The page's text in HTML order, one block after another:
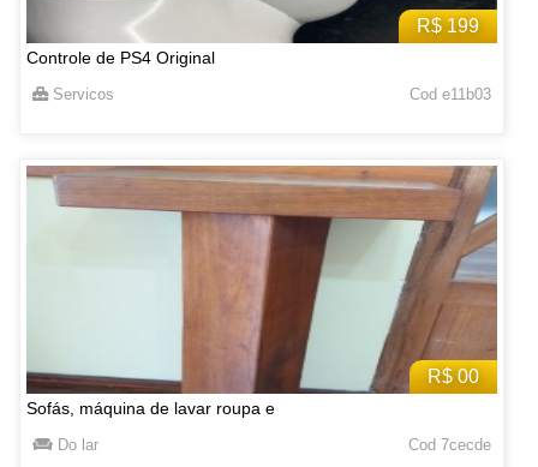
R$ 199
Controle de PS4 Original
Servicos Cod e11b03
R$ 00
Sofás, máquina de lavar roupa e
Do lar Cod 7cecde